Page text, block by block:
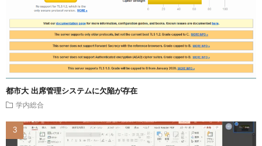
都市大 出席管理システムに欠陥が存在
学内総合